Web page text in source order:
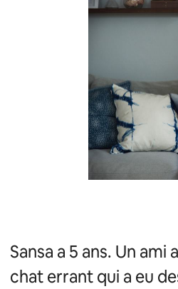
Sansa a 5 ans. Un
chat errant qui a eu